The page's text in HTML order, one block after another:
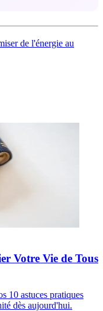
de l'énergie au
Votre Vie de Tous
10 astuces pratiques
dès aujourd'hui.